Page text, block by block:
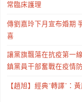
常臨床護理
傳劉嘉玲下月宣布婚期
喜
讓黨旗飄蕩在抗疫第一
鎮黨員干部奮戰在疫情
【趙旭】經典“轉譯”：